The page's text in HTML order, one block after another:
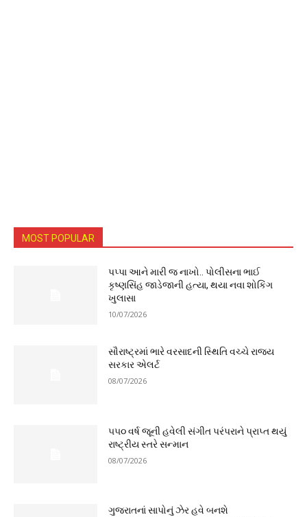
MOST POPULAR
પપ્પા આને મારી જ નાખો.. પોલીસના ભાઈ
કૃષ્ણસિંહ જાડેજાની હત્યા, થયા નવા શોકિંગ
ખુલાસા
10/07/2026
સૌરાષ્ટ્રમાં ભારે વરસાદની સ્થિતિ વચ્ચે રાજ્ય
સરકાર એલર્ટ
08/07/2026
૫૫૦ વર્ષ જૂની હવેલી સંગીત પરંપરાને પ્રાપ્ત થયું
રાષ્ટ્રીય સ્તરે સન્માન
08/07/2026
ગુજરાતનાં સાપોનું ઝેર હવે બનશે